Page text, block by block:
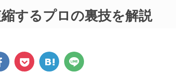
するプロの裏技を解説